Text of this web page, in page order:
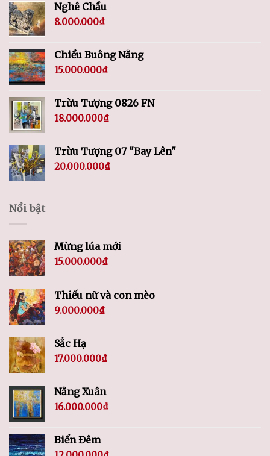
Nghê Chầu
8.000.000₫
Chiều Buông Nắng
15.000.000₫
Trừu Tượng 0826 FN
18.000.000₫
Trừu Tượng 07 "Bay Lên"
20.000.000₫
Nổi bật
Mừng lúa mới
15.000.000₫
Thiếu nữ và con mèo
9.000.000₫
Sắc Hạ
17.000.000₫
Nắng Xuân
16.000.000₫
Biển Đêm